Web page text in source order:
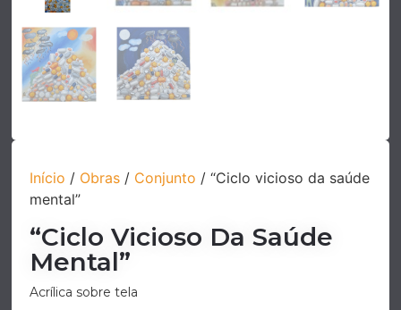
Início / Obras / Conjunto / “Ciclo vicioso da saúde
mental”
“Ciclo Vicioso Da Saúde
Mental”
Acrílica sobre tela